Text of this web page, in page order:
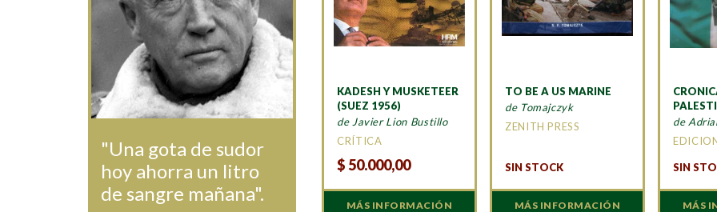
KADESH Y MUSKETEER
(SUEZ 1956)
de Javier Lion Bustillo
CRÍTICA
$ 50.000,00
MÁS INFORMACIÓN
TO BE A US MARINE
de Tomajczyk
ZENITH PRESS
SIN STOCK
MÁS INFORMACIÓN
de
SIN
MÁS
"Una gota de sudor
hoy ahorra un litro
de sangre mañana".